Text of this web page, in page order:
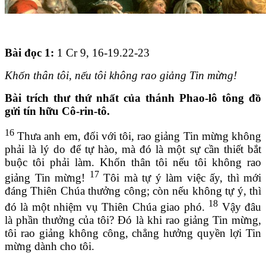
Bài đọc 1: 1 Cr 9, 16-19.22-23
Khốn thân tôi, nếu tôi không rao giảng Tin mừng!
Bài trích thư thứ nhất của thánh Phao-lô tông đồ
gửi tín hữu Cô-rin-tô.
16 Thưa anh em, đối với tôi, rao giảng Tin mừng không
phải là lý do để tự hào, mà đó là một sự cần thiết bắt
buộc tôi phải làm. Khốn thân tôi nếu tôi không rao
giảng Tin mừng! 17 Tôi mà tự ý làm việc ấy, thì mới
đáng Thiên Chúa thưởng công; còn nếu không tự ý, thì
đó là một nhiệm vụ Thiên Chúa giao phó. 18 Vậy đâu
là phần thưởng của tôi? Đó là khi rao giảng Tin mừng,
tôi rao giảng không công, chẳng hưởng quyền lợi Tin
mừng dành cho tôi.